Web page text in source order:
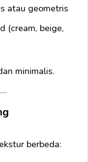
atau geometris
(cream, beige,
minimalis.
berbeda: